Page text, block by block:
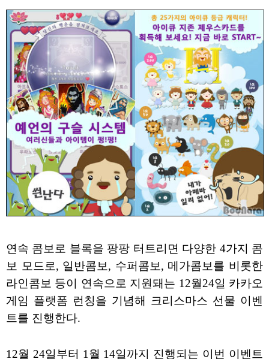
연속 콤보로 블록을 팡팡 터트리면 다양한 4가지 콤
보 모드로, 일반콤보, 수퍼콤보, 메가콤보를 비롯한
라인콤보 등이 연속으로 지원돼는 12월24일 카카오
게임 플랫폼 런칭을 기념해 크리스마스 선물 이벤
트를 진행한다.
12월 24일부터 1월 14일까지 진행되는 이번 이벤트